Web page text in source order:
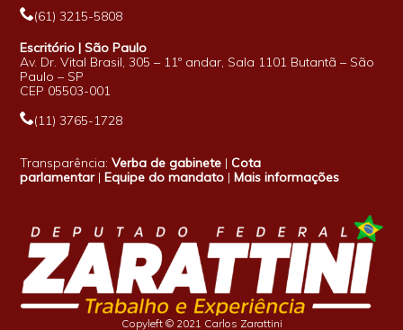
(61) 3215-5808
Escritório | São Paulo
Av. Dr. Vital Brasil, 305 – 11º andar, Sala 1101 Butantã – São
Paulo – SP
CEP 05503-001
(11) 3765-1728
Transparência:Verba de gabinete |Cota
parlamentar|Equipe do mandato |Mais informações
Copyleft © 2021 Carlos Zarattini